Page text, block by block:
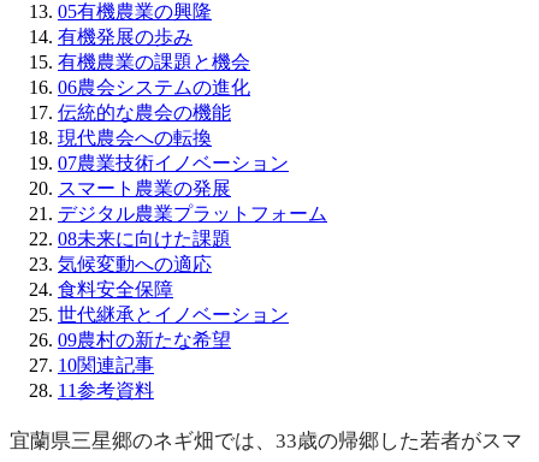
05有機農業の興隆
有機発展の歩み
有機農業の課題と機会
06農会システムの進化
伝統的な農会の機能
現代農会への転換
07農業技術イノベーション
スマート農業の発展
デジタル農業プラットフォーム
08未来に向けた課題
気候変動への適応
食料安全保障
世代継承とイノベーション
09農村の新たな希望
10関連記事
11参考資料
宜蘭県三星郷のネギ畑では、33歳の帰郷した若者がスマ